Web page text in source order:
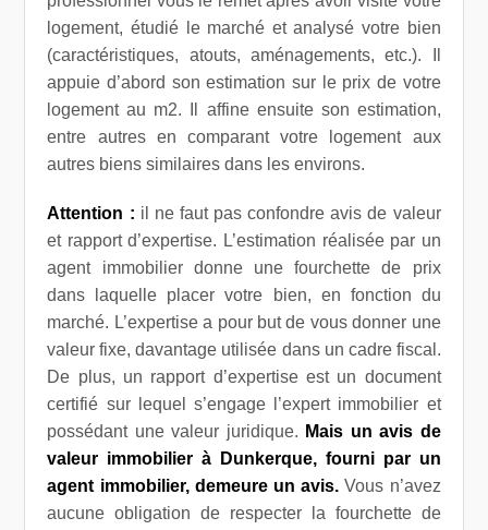
logement, étudié le marché et analysé votre bien
(caractéristiques, atouts, aménagements, etc.). Il
appuie d’abord son estimation sur le prix de votre
logement au m2. Il affine ensuite son estimation,
entre autres en comparant votre logement aux
autres biens similaires dans les environs.
Attention : il ne faut pas confondre avis de valeur
et rapport d’expertise. L’estimation réalisée par un
agent immobilier donne une fourchette de prix
dans laquelle placer votre bien, en fonction du
marché. L’expertise a pour but de vous donner une
valeur fixe, davantage utilisée dans un cadre fiscal.
De plus, un rapport d’expertise est un document
certifié sur lequel s’engage l’expert immobilier et
possédant une valeur juridique. Mais un avis de
valeur immobilier à Dunkerque, fourni par un
agent immobilier, demeure un avis. Vous n’avez
aucune obligation de respecter la fourchette de